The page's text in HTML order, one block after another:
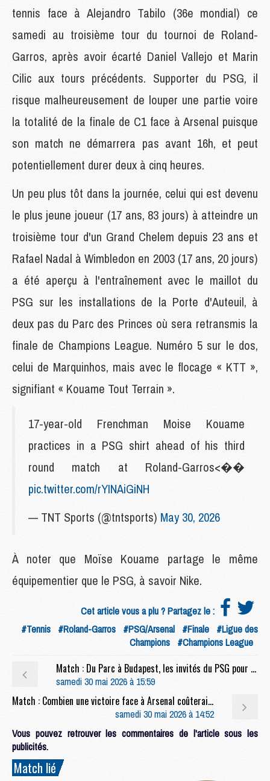
tennis face à Alejandro Tabilo (36e mondial) ce
samedi au troisième tour du tournoi de Roland-
Garros, après avoir écarté Daniel Vallejo et Marin
Cilic aux tours précédents. Supporter du PSG, il
risque malheureusement de louper une partie voire
la totalité de la finale de C1 face à Arsenal puisque
son match ne démarrera pas avant 16h, et peut
potentiellement durer deux à cinq heures.
Un peu plus tôt dans la journée, celui qui est devenu
le plus jeune joueur (17 ans, 83 jours) à atteindre un
troisième tour d'un Grand Chelem depuis 23 ans et
Rafael Nadal à Wimbledon en 2003 (17 ans, 20 jours)
a été aperçu à l'entraînement avec le maillot du
PSG sur les installations de la Porte d'Auteuil, à
deux pas du Parc des Princes où sera retransmis la
finale de Champions League. Numéro 5 sur le dos,
celui de Marquinhos, mais avec le flocage « KTT »,
signifiant « Kouame Tout Terrain ».
17-year-old Frenchman Moise Kouame
practices in a PSG shirt ahead of his third
round match at Roland-Garros<��
pic.twitter.com/rYINAiGiNH
— TNT Sports (@tntsports) May 30, 2026
À noter que Moïse Kouame partage le même
équipementier que le PSG, à savoir Nike.
Cet article vous a plu ? Partagez le :
#Tennis #Roland-Garros #PSG/Arsenal #Finale #Ligue des
Champions #Champions League
Match : Du Parc à Budapest, les invités du PSG pour la finale face à Arsenal
samedi 30 mai 2026 à 15:59
Match : Combien une victoire face à Arsenal coûterait au PSG en primes ?
samedi 30 mai 2026 à 14:52
Vous pouvez retrouver les commentaires de l'article sous les
publicités.
Match lié